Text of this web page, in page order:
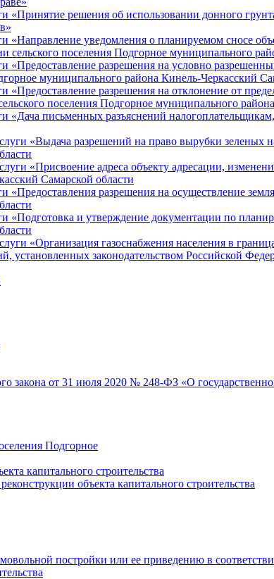
решения об использовании донного
уведомления о планируемом сносе
сельского поселения Подгорное муниципального
разрешения на условно
муниципального района Кинель-Черкасский
разрешения на отклонение от
поселения Подгорное муниципального
«Дача письменных разъяснений
«Выдача разрешений на право вырубки зеленых
«Присвоение адреса объекту адресации,
Самарской области
разрешения на осуществление
и утверждение документации по
«Организация газоснабжения населения в
установленных законодательством Российской
закона от 31 июля 2020 № 248-ФЗ «О
Подгорное
капитального строительства
объекта капитального строительства
постройки или ее приведению в